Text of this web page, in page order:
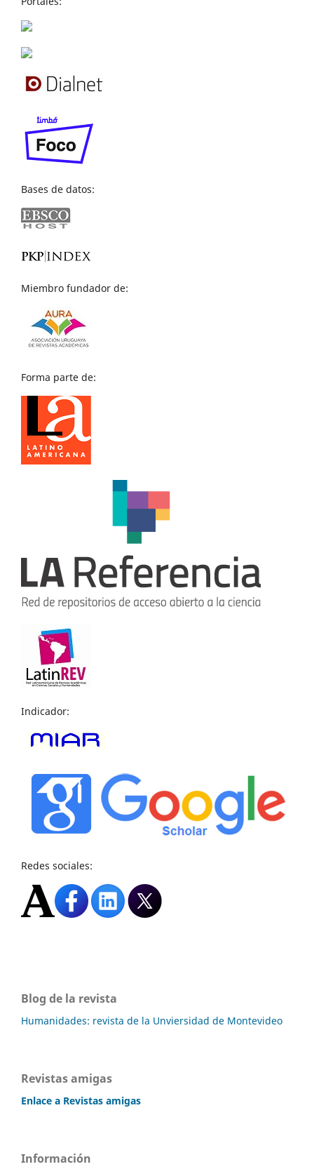
Bases de datos:
Miembro fundador de:
Forma parte de:
Indicador:
Redes sociales:
Blog de la revista
Humanidades: revista de la Unviersidad de Montevideo
Revistas amigas
Enlace a Revistas amigas
Información